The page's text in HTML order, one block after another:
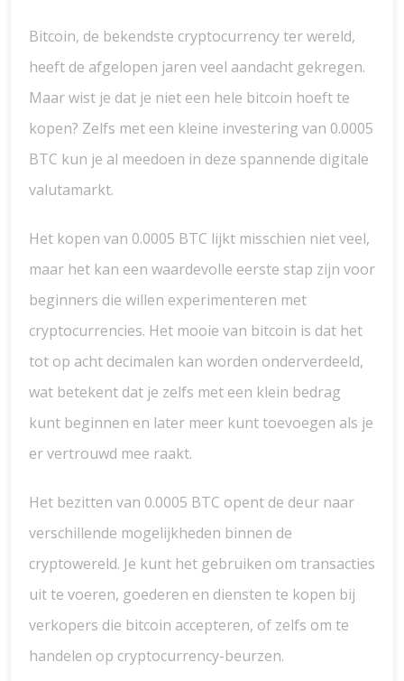
Bitcoin, de bekendste cryptocurrency ter wereld,
heeft de afgelopen jaren veel aandacht gekregen.
Maar wist je dat je niet een hele bitcoin hoeft te
kopen? Zelfs met een kleine investering van 0.0005
BTC kun je al meedoen in deze spannende digitale
valutamarkt.
Het kopen van 0.0005 BTC lijkt misschien niet veel,
maar het kan een waardevolle eerste stap zijn voor
beginners die willen experimenteren met
cryptocurrencies. Het mooie van bitcoin is dat het
tot op acht decimalen kan worden onderverdeeld,
wat betekent dat je zelfs met een klein bedrag
kunt beginnen en later meer kunt toevoegen als je
er vertrouwd mee raakt.
Het bezitten van 0.0005 BTC opent de deur naar
verschillende mogelijkheden binnen de
cryptowereld. Je kunt het gebruiken om transacties
uit te voeren, goederen en diensten te kopen bij
verkopers die bitcoin accepteren, of zelfs om te
handelen op cryptocurrency-beurzen.